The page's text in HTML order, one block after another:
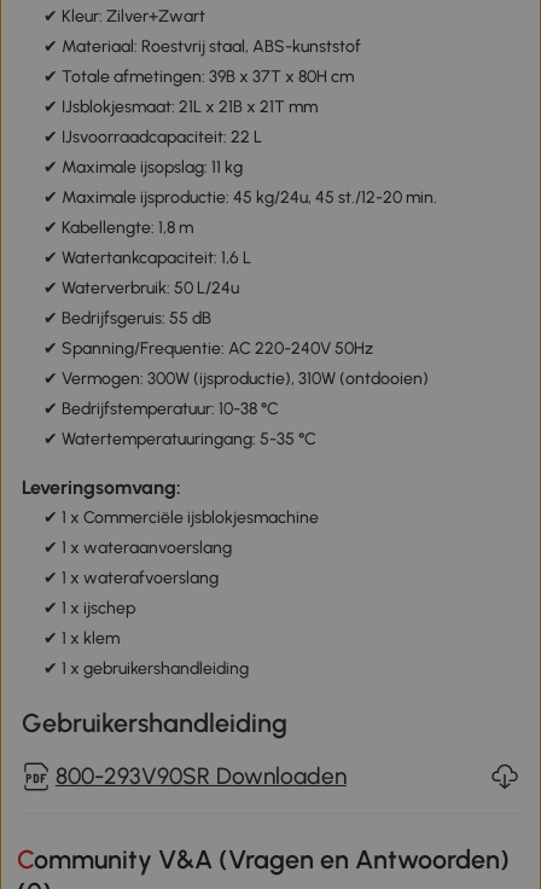
✔ Kleur: Zilver+Zwart
✔ Materiaal: Roestvrij staal, ABS-kunststof
✔ Totale afmetingen: 39B x 37T x 80H cm
✔ IJsblokjesmaat: 21L x 21B x 21T mm
✔ IJsvoorraadcapaciteit: 22 L
✔ Maximale ijsopslag: 11 kg
✔ Maximale ijsproductie: 45 kg/24u, 45 st./12-20 min.
✔ Kabellengte: 1,8 m
✔ Watertankcapaciteit: 1,6 L
✔ Waterverbruik: 50 L/24u
✔ Bedrijfsgeruis: 55 dB
✔ Spanning/Frequentie: AC 220-240V 50Hz
✔ Vermogen: 300W (ijsproductie), 310W (ontdooien)
✔ Bedrijfstemperatuur: 10-38 °C
✔ Watertemperatuuringang: 5-35 °C
Leveringsomvang:
✔ 1 x Commerciële ijsblokjesmachine
✔ 1 x wateraanvoerslang
✔ 1 x waterafvoerslang
✔ 1 x ijschep
✔ 1 x klem
✔ 1 x gebruikershandleiding
Gebruikershandleiding
800-293V90SR Downloaden
Community V&A (Vragen en Antwoorden)